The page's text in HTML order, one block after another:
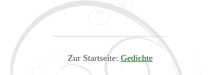
Zur Startseite: Gedichte